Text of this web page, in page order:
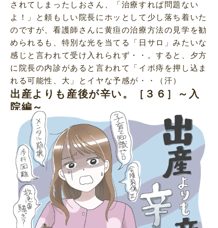
されてしまったしおさん、「治療すれば問題ない
よ！」と頼もしい院長にホッとして少し落ち着いた
のですが、看護師さんに黄疸の治療方法の見学を勧
められるも、特別な光を当てる「日サロ」みたいな
感じと言われて受け入れられず・・。すると、夕方
に院長の内診があると言われて「イボ痔を押し込ま
れる可能性、大」とイヤな予感が・・（汗）
出産よりも産後が辛い。［３６］～入
院編～